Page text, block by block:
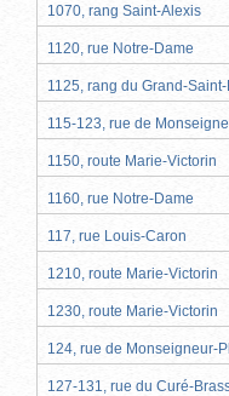
1070, rang Saint-Alexis
1120, rue Notre-Dame
1125, rang du Grand-
115-123, rue de
1150, route Marie-Victorin
1160, rue Notre-Dame
117, rue Louis-Caron
1210, route Marie-Victorin
1230, route Marie-Victorin
124, rue de Monseigneur-
127-131, rue du Curé-